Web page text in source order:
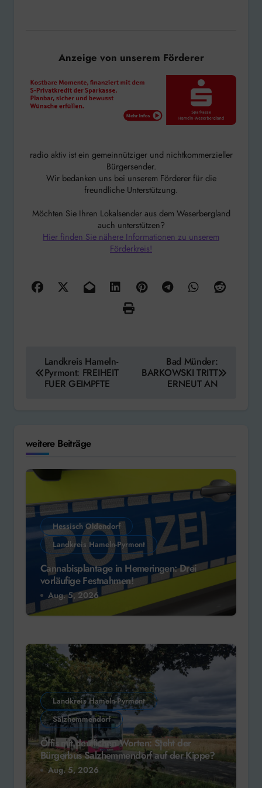
Anzeige von unserem Förderer
radio aktiv ist ein gemeinnütziger und nichtkommerzieller
Bürgersender.
Wir bedanken uns bei unserem Förderer für die
freundliche Unterstützung.
Möchten Sie Ihren Lokalsender aus dem Weserbergland
auch unterstützen?
Hier finden Sie nähere Informationen zu unserem
Förderkreis!
Beitragsnavigation
Landkreis Hameln-
Pyrmont: FREIHEIT
FUER GEIMPFTE
Bad Münder:
BARKOWSKI TRITT
ERNEUT AN
weitere Beiträge
Hessisch Oldendorf
Landkreis Hameln-Pyrmont
Cannabisplantage in Hemeringen: Drei
vorläufige Festnahmen!
Aug. 5, 2026
Landkreis Hameln-Pyrmont
Salzhemmendorf
Öffis mit deutlichen Worten: Steht der
Bürgerbus Salzhemmendorf auf der Kippe?
Aug. 5, 2026